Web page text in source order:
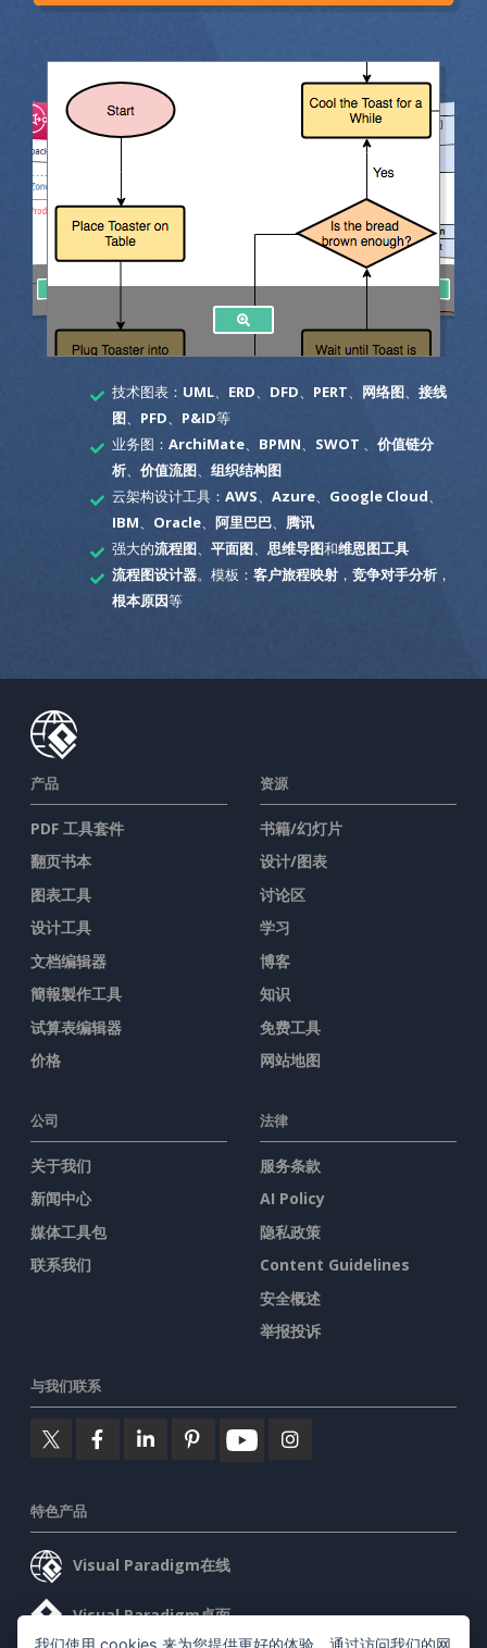
技术图表： UML、 ERD DFD PERT 网络图、 接线
图、 PFD P&ID等
业务图： ArchiMate、 BPMN SWOT
价值链分
析、 价值流图、 组织结构图
云架构设计工具： AWS Azure、 Google Cloud
IBM
Oracle、 阿里巴巴、 腾讯
强大的流程图、 平面图、 思维导图和维恩图工具
流程图设计器。模板： 客户旅程映射， 竞争对手分析，
根本原因等
产品
PDF 工具套件
翻页书本
图表工具
设计工具
文档编辑器
簡報製作工具
试算表编辑器
价格
资源
书籍/幻灯片
设计/图表
讨论区
学习
博客
知识
免费工具
网站地图
公司
关于我们
新闻中心
媒体工具包
联系我们
法律
服务条款
AI Policy
隐私政策
Content Guidelines
安全概述
举报投诉
与我们联系
特色产品
Visual Paradigm在线
Visual Paradigm桌面